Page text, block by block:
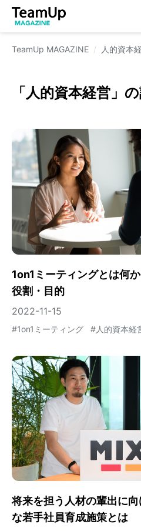
TeamUp MAGAZINE 人的資本
「人的資本経営 」
1on1ミーティングとは何
役割・目的
2022-11-15
#1on1ミーティング #人的資本経
将来を担う人材の輩出に
な若手社員育成施策とは